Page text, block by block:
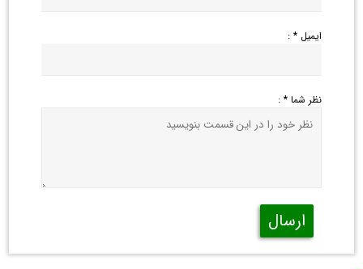
ایمیل * :
نظر شما * :
ارسال